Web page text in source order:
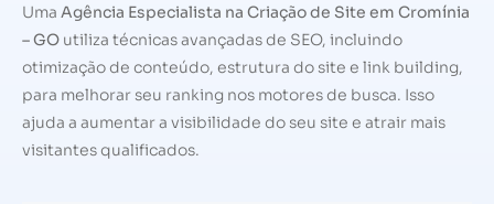
Uma Agência Especialista na Criação de Site em Cromínia
– GO utiliza técnicas avançadas de SEO, incluindo
otimização de conteúdo, estrutura do site e link building,
para melhorar seu ranking nos motores de busca. Isso
ajuda a aumentar a visibilidade do seu site e atrair mais
visitantes qualificados.